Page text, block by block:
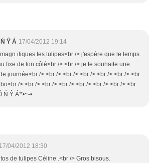
Ń Ŷ Á 17/04/2012 19:14
ifiques tes tulipes<br /> j'espère que le temps
fixe de ton côté<br /> <br /> je te souhaite une
journée<br /> <br /> <br /> <br /> <br /> <br /> <br
/> <br /> <br /> <br /> <br /> <br /> <br /> <br
Ń Ŷ Á'*•~-•
17/04/2012 18:30
de tulipes Céline .<br /> Gros bisous.